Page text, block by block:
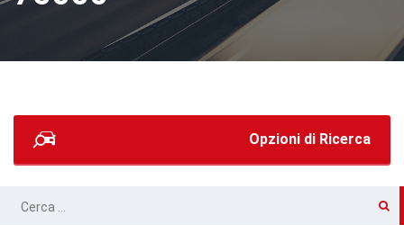
Opzioni di Ricerca
RICERCA